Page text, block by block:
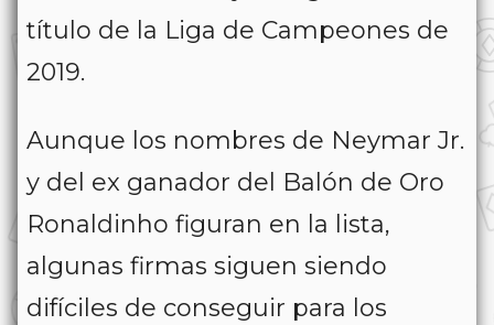
título de la Liga de Campeones de
2019.
Aunque los nombres de Neymar Jr.
y del ex ganador del Balón de Oro
Ronaldinho figuran en la lista,
algunas firmas siguen siendo
difíciles de conseguir para los